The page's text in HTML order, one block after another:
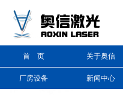
首 页 关于奥信
厂房设备 新闻中心
信息搜索